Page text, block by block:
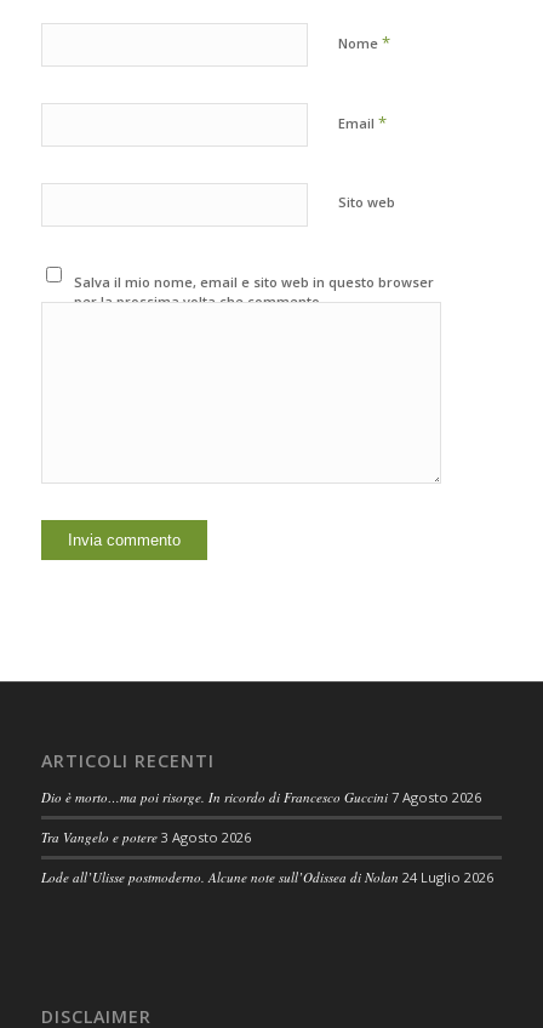
Nome *
Email *
Sito web
Salva il mio nome, email e sito web in questo browser
per la prossima volta che commento.
ARTICOLI RECENTI
Dio è morto…ma poi risorge. In ricordo di Francesco Guccini 7 Agosto 2026
Tra Vangelo e potere 3 Agosto 2026
Lode all’Ulisse postmoderno. Alcune note sull’Odissea di Nolan 24 Luglio 2026
DISCLAIMER